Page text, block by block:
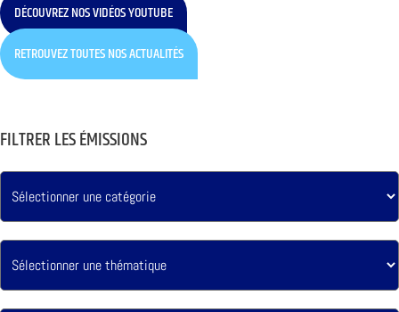
DÉCOUVREZ NOS VIDÉOS YOUTUBE
RETROUVEZ TOUTES NOS ACTUALITÉS
FILTRER LES ÉMISSIONS